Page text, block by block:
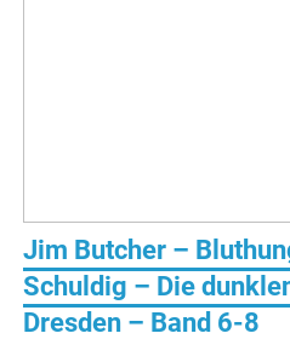
Jim Butcher –
Schuldig – Die
Dresden – Band 6-8